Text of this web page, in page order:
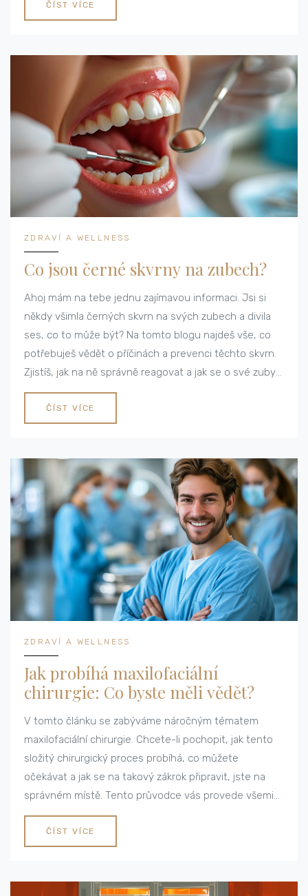
pomohla pochopit vše, co potřebujete vědět o tomto
problému a jak si s ním poradit.
ČÍST VÍCE
ZDRAVÍ A WELLNESS
Co jsou černé skvrny na zubech?
Ahoj mám na tebe jednu zajímavou informaci. Jsi si
někdy všimla černých skvrn na svých zubech a divila
ses, co to může být? Na tomto blogu najdeš vše, co
potřebuješ vědět o příčinách a prevenci těchto skvrn.
Zjistíš, jak na ně správně reagovat a jak se o své zuby
starat, aby byly co nejzdravější. Přeji ti příjemné čtení!
ČÍST VÍCE
ZDRAVÍ A WELLNESS
Jak probíhá maxilofaciální
chirurgie: Co byste měli vědět?
V tomto článku se zabýváme náročným tématem
maxilofaciální chirurgie. Chcete-li pochopit, jak tento
složitý chirurgický proces probíhá, co můžete
očekávat a jak se na takový zákrok připravit, jste na
správném místě. Tento průvodce vás provede všemi
klíčovými aspekty a poskytne přehled comm očekávat.
Jsem tady, abych vám představil, jak se věci dělají, a
abych odpověděl na všechny vaše otázky.
ČÍST VÍCE